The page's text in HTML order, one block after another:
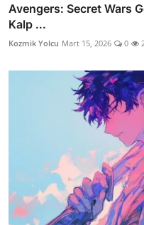
Avengers: Secret Wars
Kalp ...
Kozmik Yolcu Mart 15, 2026 0